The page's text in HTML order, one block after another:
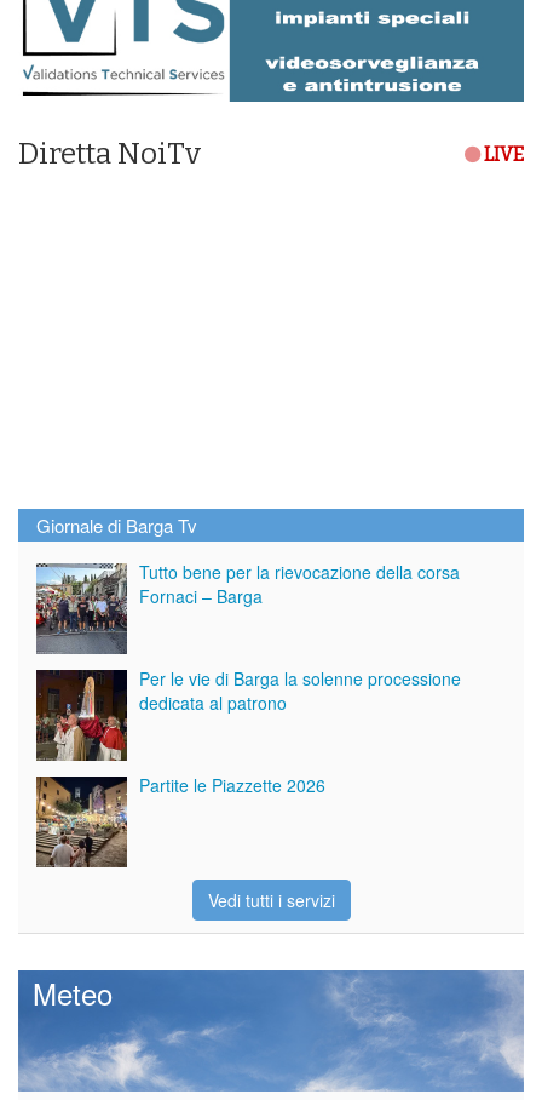
Diretta NoiTv LIVE
Giornale di Barga Tv
Tutto bene per la rievocazione della corsa
Fornaci – Barga
Per le vie di Barga la solenne processione
dedicata al patrono
Partite le Piazzette 2026
Vedi tutti i servizi
Meteo